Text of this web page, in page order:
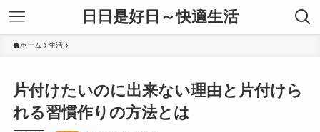
日日是好日～快適生活
ホーム 生活
片付けたいのに出来ない理由と片付けら
れる習慣作りの方法とは